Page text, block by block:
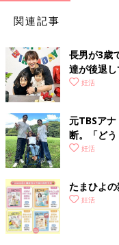
関連記事
長男が3歳
達が後退
プロバスケ
妊活
元TBSア
断。「ど
らこそ、娘
妊活
たまひよ
妊活